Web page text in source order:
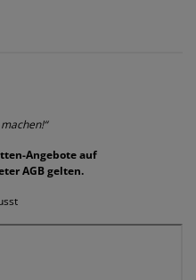
Angebote auf
AGB gelten.